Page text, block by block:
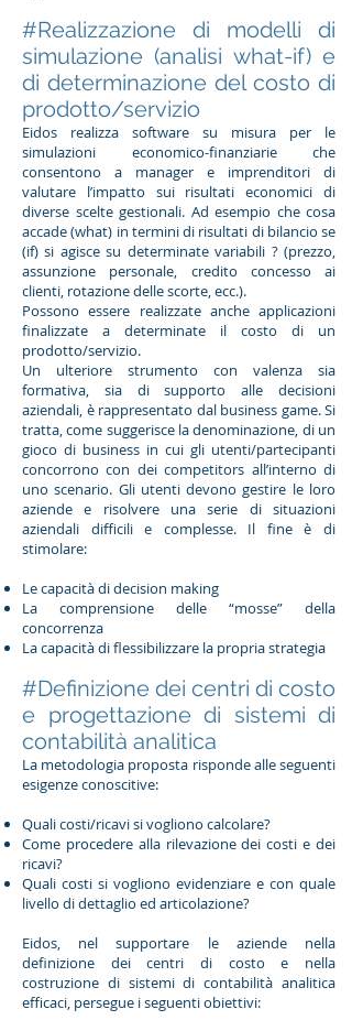
#Realizzazione di modelli di
simulazione (analisi what-if) e
di determinazione del costo di
prodotto/servizio
Eidos realizza software su misura per le
simulazioni economico-finanziarie che
consentono a manager e imprenditori di
valutare l’impatto sui risultati economici di
diverse scelte gestionali. Ad esempio che cosa
accade (what) in termini di risultati di bilancio se
(if) si agisce su determinate variabili ? (prezzo,
assunzione personale, credito concesso ai
clienti, rotazione delle scorte, ecc.).
Possono essere realizzate anche applicazioni
finalizzate a determinate il costo di un
prodotto/servizio.
Un ulteriore strumento con valenza sia
formativa, sia di supporto alle decisioni
aziendali, è rappresentato dal business game. Si
tratta, come suggerisce la denominazione, di un
gioco di business in cui gli utenti/partecipanti
concorrono con dei competitors all’interno di
uno scenario. Gli utenti devono gestire le loro
aziende e risolvere una serie di situazioni
aziendali difficili e complesse. Il fine è di
stimolare:
Le capacità di decision making
La comprensione delle “mosse” della
concorrenza
La capacità di flessibilizzare la propria strategia
#Definizione dei centri di costo
e progettazione di sistemi di
contabilità analitica
La metodologia proposta risponde alle seguenti
esigenze conoscitive:
Quali costi/ricavi si vogliono calcolare?
Come procedere alla rilevazione dei costi e dei
ricavi?
Quali costi si vogliono evidenziare e con quale
livello di dettaglio ed articolazione?
Eidos, nel supportare le aziende nella
definizione dei centri di costo e nella
costruzione di sistemi di contabilità analitica
efficaci, persegue i seguenti obiettivi: